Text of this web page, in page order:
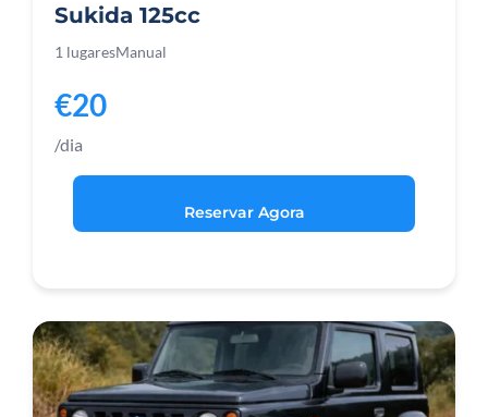
Sukida 125cc
1 lugaresManual
€20
/dia
Reservar Agora